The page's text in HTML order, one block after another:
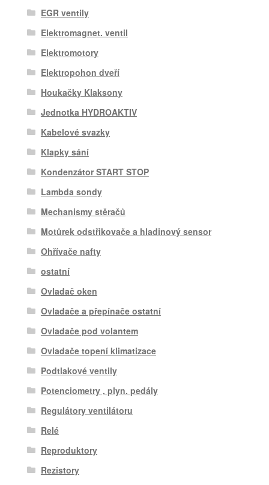
EGR ventily
Elektromagnet. ventil
Elektromotory
Elektropohon dveří
Houkačky Klaksony
Jednotka HYDROAKTIV
Kabelové svazky
Klapky sání
Kondenzátor START STOP
Lambda sondy
Mechanismy stěračů
Motůrek odstřikovače a hladinový sensor
Ohřívače nafty
ostatní
Ovladač oken
Ovladače a přepínače ostatní
Ovladače pod volantem
Ovladače topení klimatizace
Podtlakové ventily
Potenciometry , plyn. pedály
Regulátory ventilátoru
Relé
Reproduktory
Rezistory